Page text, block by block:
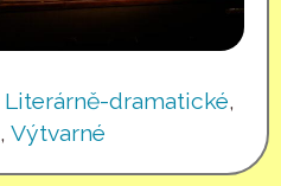
Literárně-dramatické,
,Výtvarné